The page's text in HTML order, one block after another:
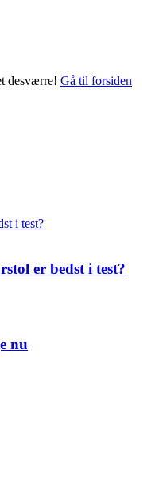
desværre! Gå til forsiden
er bedst i test?
nu